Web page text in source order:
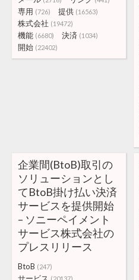
専用 (726) 提供 (16563)
株式会社 (19472)
機能 (6680) 決済 (1034)
開始 (22402)
企業間(BtoB)取引の
ソリューションとし
てBtoB掛け払い決済
サービスを提供開始
– ソニーペイメント
サービス株式会社の
プレスリリース
BtoB (247)